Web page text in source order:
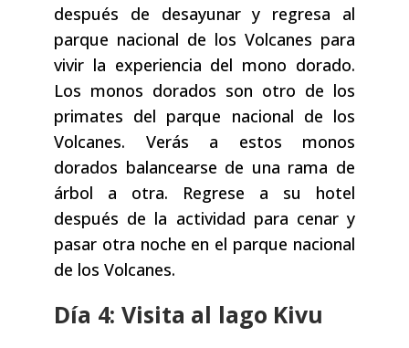
después de desayunar y regresa al
parque nacional de los Volcanes para
vivir la experiencia del mono dorado.
Los monos dorados son otro de los
primates del parque nacional de los
Volcanes. Verás a estos monos
dorados balancearse de una rama de
árbol a otra. Regrese a su hotel
después de la actividad para cenar y
pasar otra noche en el parque nacional
de los Volcanes.
Día 4: Visita al lago Kivu